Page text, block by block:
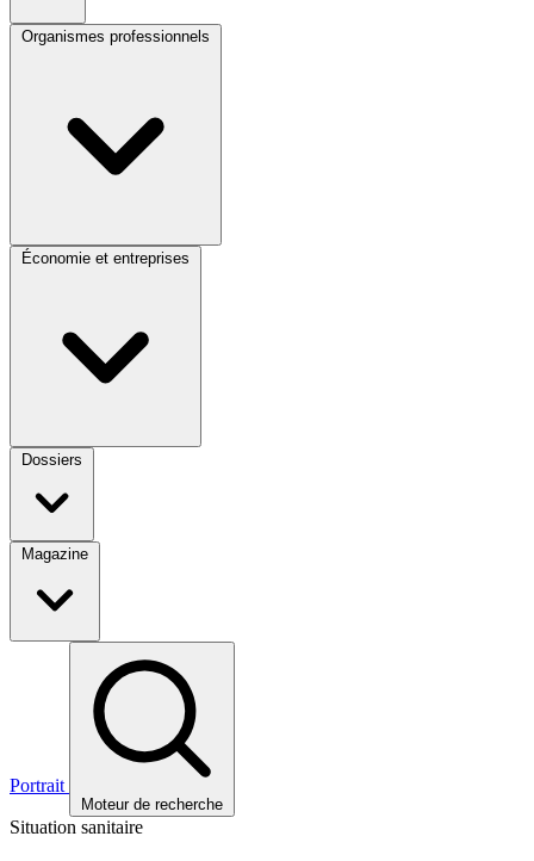
Organismes professionnels
Économie et entreprises
Dossiers
Magazine
Portrait
Moteur de recherche
Situation sanitaire